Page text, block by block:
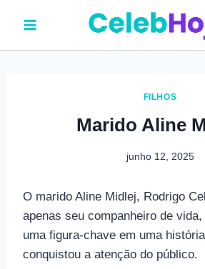
o
FILHOS
Marido Aline
junho 12, 2025
O marido Aline Midlej, Rodrigo
apenas seu companheiro de
uma figura-chave em uma
conquistou a atenção do público.